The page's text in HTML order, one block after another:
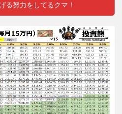
る努力をしてるクマ！